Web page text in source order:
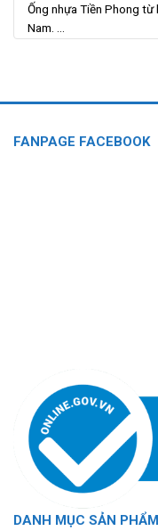
Ống nhựa Tiền Phong
Nam. ...
FANPAGE FACEBOOK
DANH MỤC SẢN PHẨM